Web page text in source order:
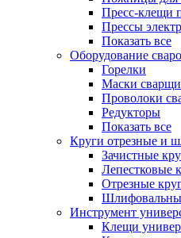
Пресс-клещи
Прессы
Показать все
Оборудование
Горелки
Маски
Проволоки
Редукторы
Показать все
Круги отрезные и
Зачистные
Лепестковые
Отрезные
Инструмент
Клещи